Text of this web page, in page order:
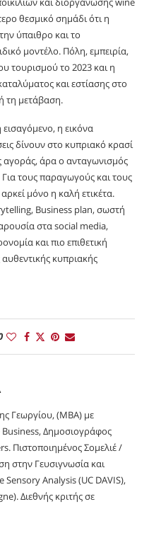
θεσμικό σημάδι ότι η
ύπαιθρο και το
μοντέλο. Πόλη, εμπειρία,
τουρισμού το 2023 και η
και εστίασης στο
τη μετάβαση.
η εικόνα
δίνουν στο κυπριακό κρασί
αγοράς, άρα ο ανταγωνισμός
τους παραγωγούς και τους
μόνο η καλή ετικέτα.
Business plan, σωστή
στα social media,
και πιο επιθετική
κυπριακής
Γεωργίου, (MBA) με
Business, Δημοσιογράφος
Πιστοποιημένος Σομελιέ /
στην Γευσιγνωσία και
Analysis (UC DAVIS),
Διεθνής κριτής σε